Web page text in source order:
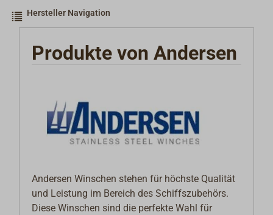
Hersteller Navigation
Produkte von Andersen
Andersen Winschen stehen für höchste Qualität
und Leistung im Bereich des Schiffszubehörs.
Diese Winschen sind die perfekte Wahl für